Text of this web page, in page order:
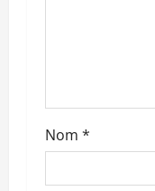
c
l
Nom *